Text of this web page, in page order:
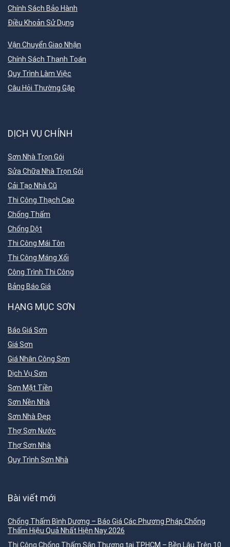
Chính Sách Bảo Hành
Điều Khoản Sử Dụng
Vận Chuyển Giao Nhận
Chính Sách Thanh Toán
Quy Trình Làm Việc
Câu Hỏi Thường Gặp
DỊCH VỤ CHÍNH
Sơn Nhà Trọn Gói
Sửa Chữa Nhà Trọn Gói
Cải Tạo Nhà Cũ
Thi Công Thạch Cao
Chống Thấm
Chống Dột
Thi Công Mái Tôn
Thi Công Máng Xối
Công Trình Thi Công
Bảng Báo Giá
HẠNG MỤC SƠN
Báo Giá Sơn
Giá Sơn
Giá Nhân Công Sơn
Dịch Vụ Sơn
Sơn Mặt Tiền
Sơn Nền Nhà
Sơn Nhà Đẹp
Thợ Sơn Nước
Thợ Sơn Nhà
Quy Trình Sơn Nhà
Bài viết mới
Chống Thấm Bình Dương – Báo Giá Các Phương Pháp Chống
Thấm Hiệu Quả Nhất Hiện Nay 2026
Thi Công Chống Thấm Sân Thượng tại TPHCM – Bền Lâu Trên 10